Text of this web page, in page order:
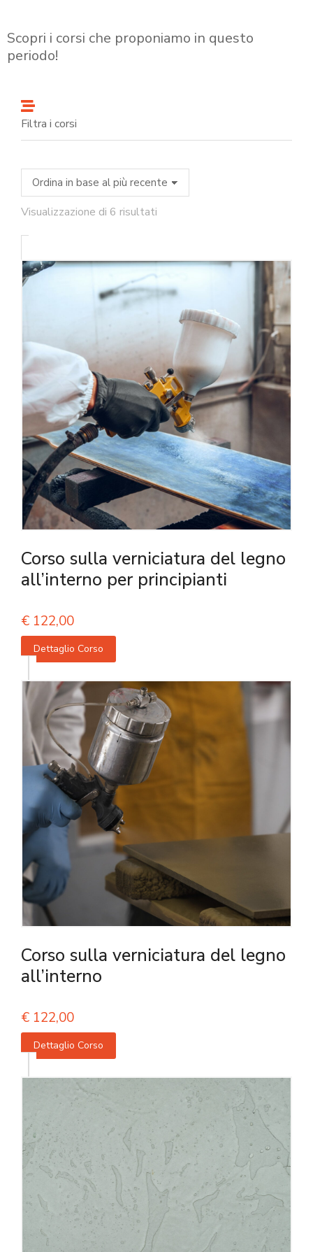
Scopri i corsi che proponiamo in questo
periodo!
Filtra i corsi
Visualizzazione di 6 risultati
Corso sulla verniciatura del legno
all’interno per principianti
€ 122,00
Dettaglio Corso
Corso sulla verniciatura del legno
all’interno
€ 122,00
Dettaglio Corso